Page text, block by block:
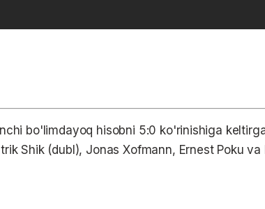
bo'limdayoq hisobni 5:0 ko'rinishiga
Shik (dubl), Jonas Xofmann, Ernest Poku